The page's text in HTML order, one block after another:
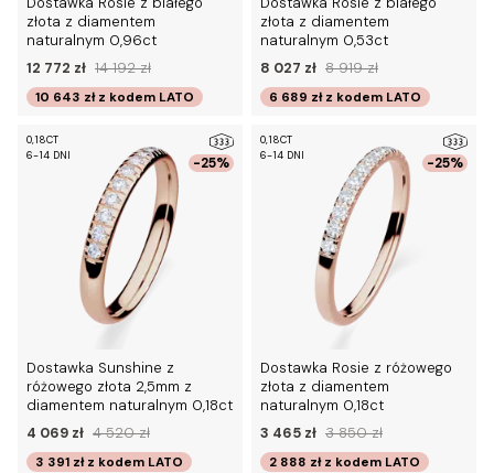
złota z diamentem
naturalnym 0,96ct
12 772 zł 14 192 zł
10 643 zł z kodem LATO
złota z diamentem
naturalnym 0,53ct
8 027 zł 8 919 zł
6 689 zł z kodem LATO
-25%
0,18CT
6-14 DNI
Dostawka Sunshine z
różowego złota 2,5mm z
diamentem naturalnym 0,18ct
4 069 zł 4 520 zł
3 391 zł z kodem LATO
-25%
0,18CT
6-14 DNI
Dostawka Rosie z różowego
złota z diamentem
naturalnym 0,18ct
3 465 zł 3 850 zł
2 888 zł z kodem LATO